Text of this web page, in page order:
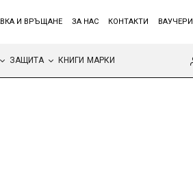
И ВРЪЩАНЕ ЗА НАС КОНТАКТИ ВАУЧЕРИ
ЗАЩИТА КНИГИ МАРКИ